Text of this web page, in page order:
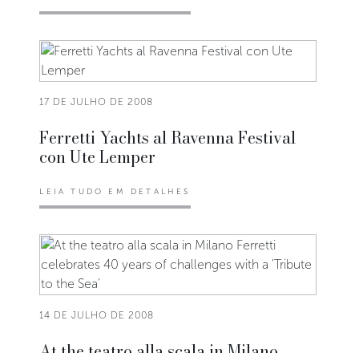
17 DE JULHO DE 2008
Ferretti Yachts al Ravenna Festival
con Ute Lemper
LEIA TUDO EM DETALHES
14 DE JULHO DE 2008